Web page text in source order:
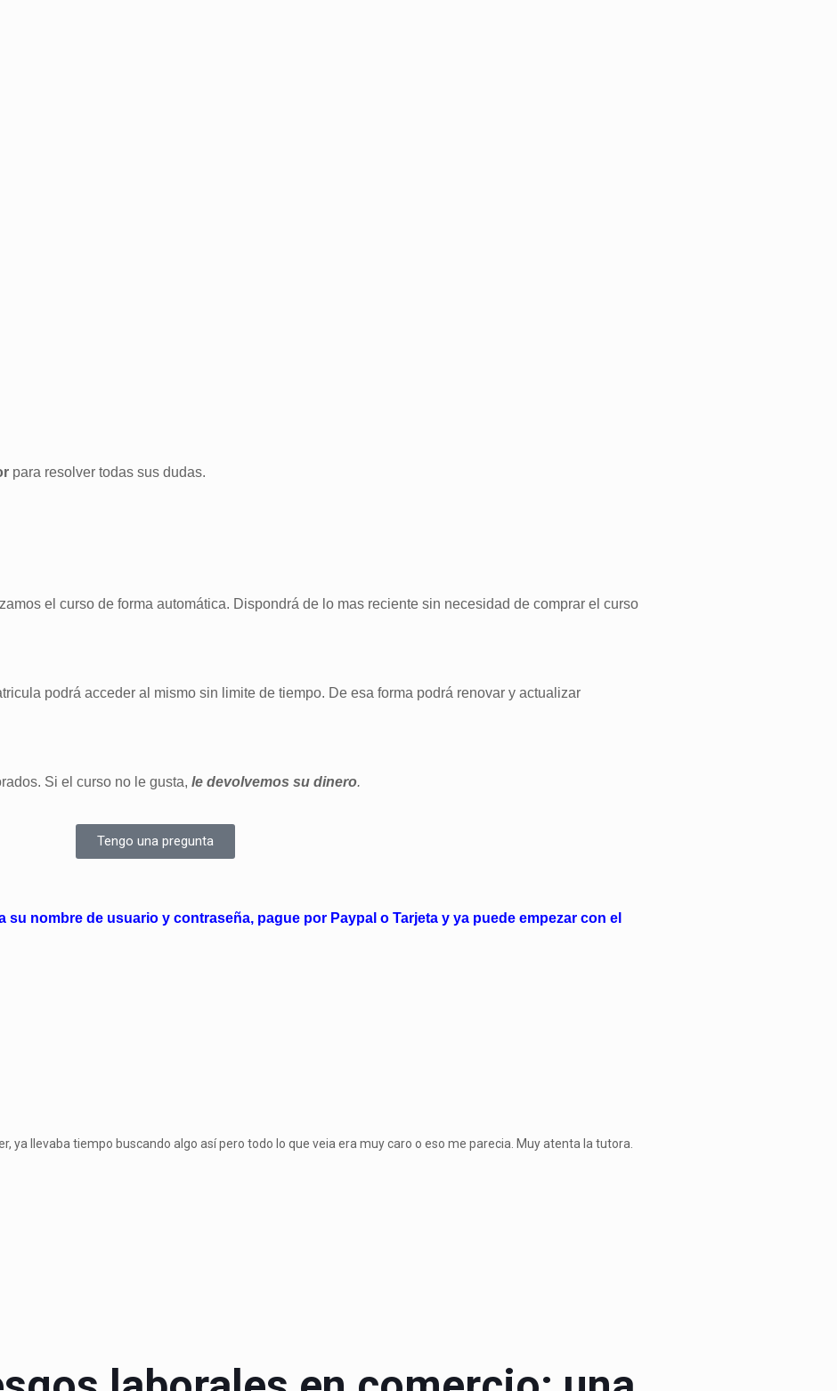
para resolver todas sus dudas.
el curso de forma automática. Dispondrá de lo mas reciente sin necesidad de comprar el curso
podrá acceder al mismo sin limite de tiempo. De esa forma podrá renovar y actualizar
Si el curso no le gusta, le devolvemos su dinero.
Tengo una pregunta
nombre de usuario y contraseña, pague por Paypal o Tarjeta y ya puede empezar con el
ya llevaba tiempo buscando algo así pero todo lo que veia era muy caro o eso me parecia. Muy atenta la tutora.